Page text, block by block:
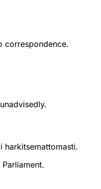
correspondence.
harkitsemattomasti.